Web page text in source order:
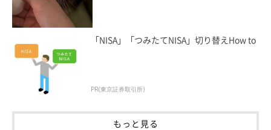
前に、
ネズミ退治の目的で飼われ始めた猫がルーツ
ます。
賢いことでも知られる猫種
「NISA」「つみたてNISA」切り替えHow to
PR(東京証券取引所)
もっと見る